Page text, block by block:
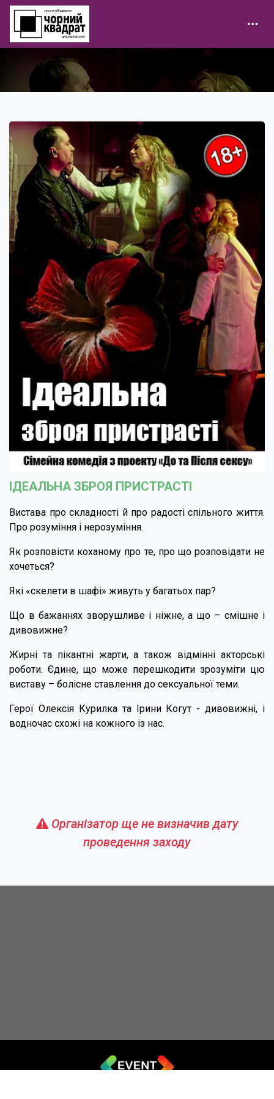
ІДЕАЛЬНА ЗБРОЯ ПРИСТРАСТІ
Вистава про складності й про радості спільного життя.
Про розуміння і нерозуміння.
Як розповісти коханому про те, про що розповідати не
хочеться?
Які «скелети в шафі» живуть у багатьох пар?
Що в бажаннях зворушливе і ніжне, а що – смішне і
дивовижне?
Жирні та пікантні жарти, а також відмінні акторські
роботи. Єдине, що може перешкодити зрозуміти цю
виставу – болісне ставлення до сексуальної теми.
Герої Олексія Курилка та Ірини Когут - дивовижні, і
водночас схожі на кожного із нас.
Організатор ще не визначив дату
проведення заходу